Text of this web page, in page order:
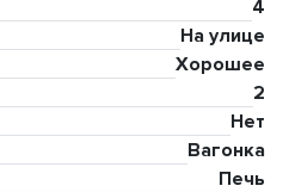
4
На улице
Хорошее
2
Нет
Вагонка
Печь